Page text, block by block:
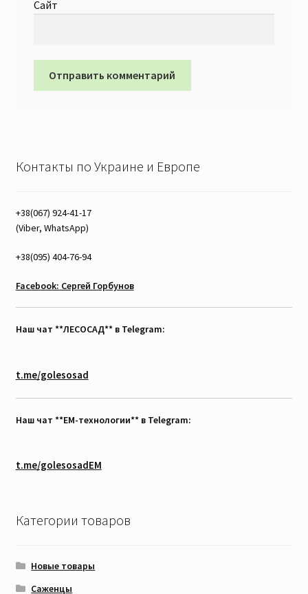
Сайт
Контакты по Украине и Европе
+38(067) 924-41-17
(Viber, WhatsApp)
+38(095) 404-76-94
Facebook: Сергей Горбунов
Наш чат **ЛЕСОСАД** в Telegram:
t.me/golesosad
Наш чат **EM-технологии** в Telegram:
t.me/golesosadEM
Категории товаров
Новые товары
Саженцы